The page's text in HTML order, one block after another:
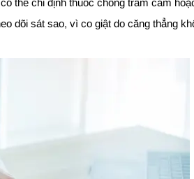
thể chỉ định thuốc chống trầm cảm
dõi sát sao, vì co giật do căng thẳng